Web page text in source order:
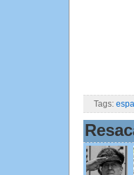
Tags: